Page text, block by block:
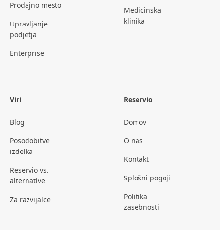
Prodajno mesto
Upravljanje
podjetja
Enterprise
Medicinska
klinika
Viri
Blog
Posodobitve
izdelka
Reservio vs.
alternative
Za razvijalce
Reservio
Domov
O nas
Kontakt
Splošni pogoji
Politika
zasebnosti